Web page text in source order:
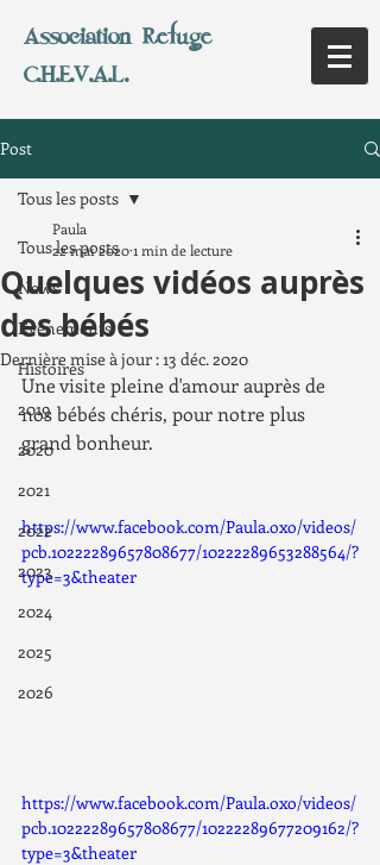
Association Refuge
C.H.E.V.A.L.
Post
Tous les posts
News
Evènements
Histoires
2019
2020
2021
2022
2023
2024
2025
2026
Tous les posts
Quelques vidéos auprès
des bébés
Paula
22 mai 20201 min de lecture
Dernière mise à jour :13 déc. 2020
Une visite pleine d'amour auprès de
nos bébés chéris, pour notre plus
grand bonheur.
https://www.facebook.com/Paula.oxo/videos/
pcb.10222289657808677/10222289653288564/?
type=3&theater
https://www.facebook.com/Paula.oxo/videos/
pcb.10222289657808677/10222289677209162/?
type=3&theater